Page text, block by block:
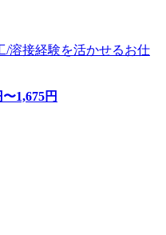
/溶接経験を活かせるお仕
〜1,675円